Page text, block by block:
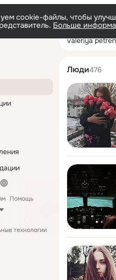
cookie-файлы, чтобы
Больше
Помощь
технологии
valeriya
Люди476